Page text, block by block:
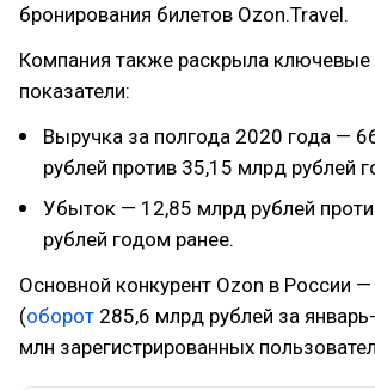
бронирования билетов Ozon.Travel.
Компания также раскрыла
показатели:
Выручка за полгода 2020 года —
рублей против 35,15 млрд рублей
Убыток — 12,85 млрд рублей
рублей годом ранее.
Основной конкурент Ozon в России
(оборот 285,6 млрд рублей за
млн зарегистрированных